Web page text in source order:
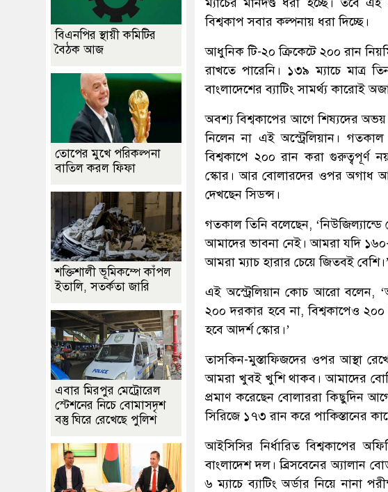
বিশ্বকাপ সবার কল্পনায় ধরা দিচ্ছে।
আধুনিক টি-২০ ক্রিকেটে ২০০ রান
রাখতে পারেনি। ১৩৯ ম্যাচে মাত্র
বাংলাদেশের ব্যাটিং সামর্থ্য কারোই
অবশ্য বিশ্বকাপের আগে শিষ্যদের অভয়
নিলেন না এই অস্ট্রেলিয়ান।
বিশ্বকাপে ২০০ রান করা গুরুত্বপূর্ণ
স্কোর। আর বোলারদের ওপর অগাধ
দেখছেন সিডন্স।
গতকাল তিনি বলেছেন,
আমাদের ভাবনা নেই। আমরা যদি
আমরা ম্যাচ হারার চেয়ে জিতবই বেশি।’
এই অস্ট্রেলিয়ান কোচ আরো বলেন,
২০০ দরকার হবে না, বিশ্বকাপেও
হবে আদর্শ স্কোর।’
তাসকিন-মুস্তাফিজদের ওপর আস্থা
আমরা খুবই খুশি থাকব। আমাদের
প্রমাণ করেছেন বোলাররা কিছুদিন
সিরিজে ১৭৩ রান করে পাকিস্তানের
আইসিসির নির্ধারিত বিশ্বকাপের
বাংলাদেশ দল। ব্রিসবেনের অ্যালান
৬ ম্যাচে ব্যাটিং অর্ডার নিয়ে নানা
বিএনপির স্থায়ী কমিটির
বৈঠক আজ
তোপের মুখে পরিকল্পনা
বাতিল করল ফিফা
শক্তিশালী ভূমিকম্পে কাঁপল
ইতালি, সতর্কতা জারি
এবার মিরপুর মেট্রোরেল
স্টেশনের নিচে বোমাসদৃশ
বস্তু ঘিরে রেখেছে পুলিশ